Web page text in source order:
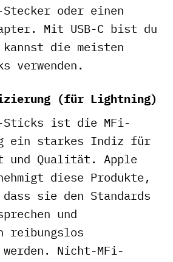
oder einen
Mit USB-C bist du
die meisten
verwenden.
(für Lightning)
Sticks ist die MFi-
ein starkes Indiz für
und Qualität. Apple
diese Produkte,
sie den Standards
und
reibungslos
Nicht-MFi-